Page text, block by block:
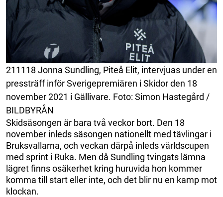
211118 Jonna Sundling, Piteå Elit, intervjuas under en
pressträff inför Sverigepremiären i Skidor den 18
november 2021 i Gällivare. Foto: Simon Hastegård /
BILDBYRÅN
Skidsäsongen är bara två veckor bort. Den 18
november inleds säsongen nationellt med tävlingar i
Bruksvallarna, och veckan därpå inleds världscupen
med sprint i Ruka. Men då Sundling tvingats lämna
lägret finns osäkerhet kring huruvida hon kommer
komma till start eller inte, och det blir nu en kamp mot
klockan.